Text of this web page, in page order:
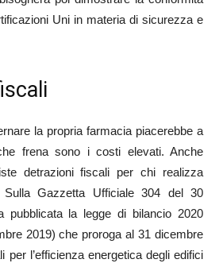
Uni in materia di sicurezza e
la propria farmacia piacerebbe a
frena sono i costi elevati. Anche
detrazioni fiscali per chi realizza
Gazzetta Ufficiale 304 del 30
pubblicata la legge di bilancio 2020
2019) che proroga al 31 dicembre
per l’efficienza energetica degli edifici